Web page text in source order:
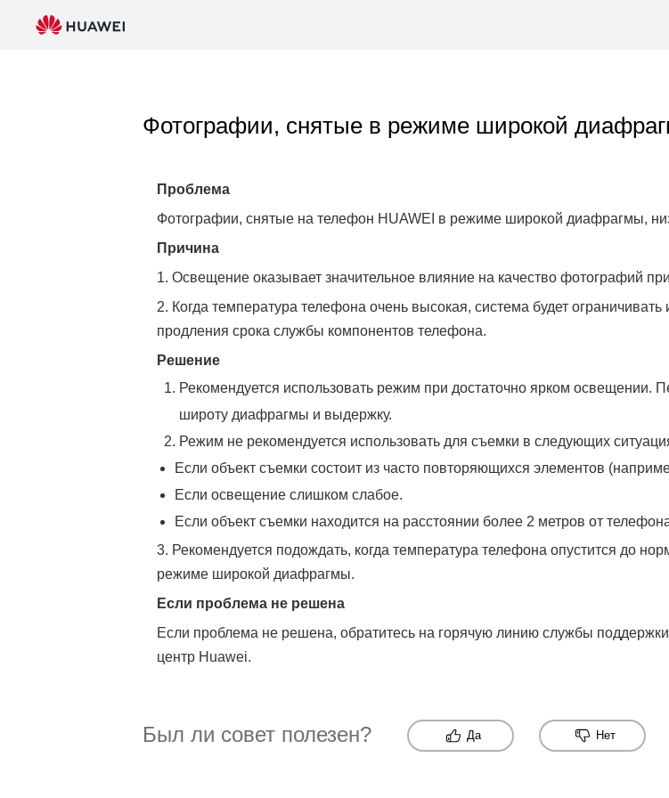
Фотографии, снятые в режиме широкой
Проблема
Фотографии, снятые на телефон HUAWEI в режиме широкой диафрагмы,
Причина
1. Освещение оказывает значительное влияние на качество фотографий
2. Когда температура телефона очень высокая, система будет
продления срока службы компонентов телефона.
Решение
Рекомендуется использовать режим при достаточно ярком освещении.
широту диафрагмы и выдержку.
Режим не рекомендуется использовать для съемки в следующих
Если объект съемки состоит из часто повторяющихся элементов
Если освещение слишком слабое.
Если объект съемки находится на расстоянии более 2 метров от
3. Рекомендуется подождать, когда температура телефона опустится до
режиме широкой диафрагмы.
Если проблема не решена
Если проблема не решена, обратитесь на горячую линию службы
центр Huawei.
Был ли совет полезен? Да Нет